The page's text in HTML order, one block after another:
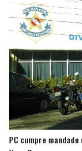
PC cumpre